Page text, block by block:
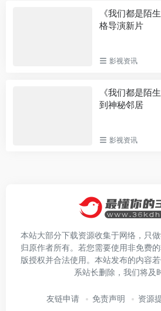
《我们都是陌
格导演新片
影视资讯
《我们都是陌
到神秘邻居
影视资讯
本站大部分下载资源收集于网络，只
归原作者所有。若您需要使用非免费
版授权并合法使用。本站发布的内容
系站长删除，我们将及
友链申请 免责声明 资源